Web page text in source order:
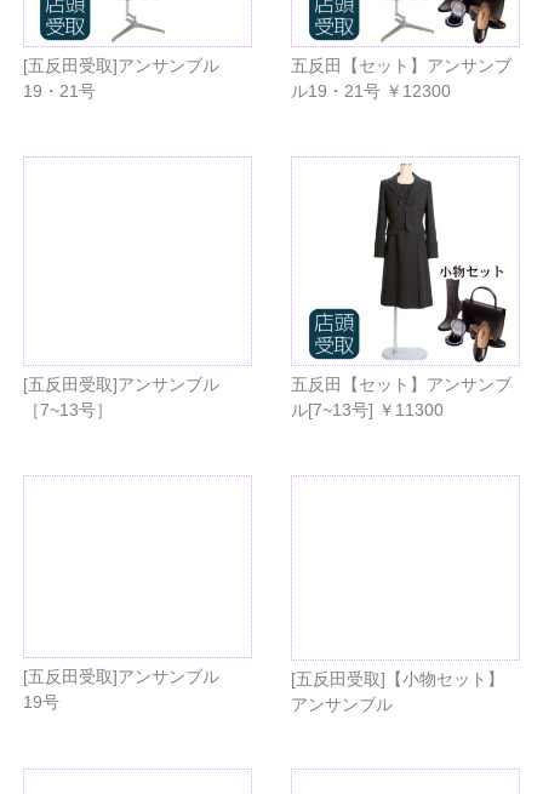
[五反田受取]アンサンブル
19・21号
五反田【セット】アンサンブ
ル19・21号 ￥12300
[五反田受取]アンサンブル
［7~13号］
五反田【セット】アンサンブ
ル[7~13号] ￥11300
[五反田受取]アンサンブル
19号
[五反田受取]【小物セット】
アンサンブル